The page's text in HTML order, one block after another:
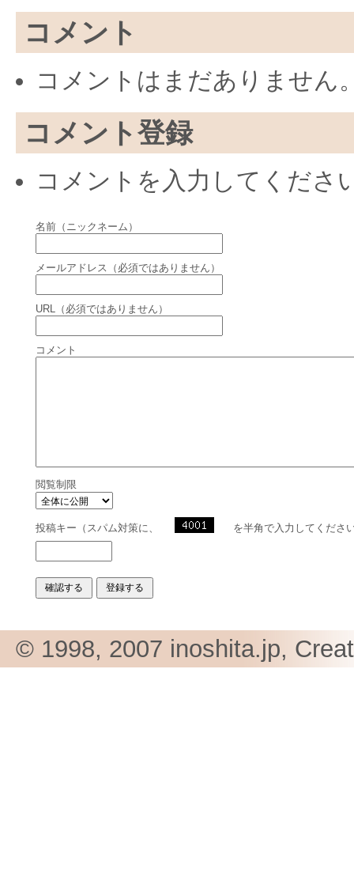
コメント
コメントはまだありません
コメント登録
コメントを入力してくださ
名前（ニックネーム）
メールアドレス（必須ではありません）
URL（必須ではありません）
コメント
閲覧制限
投稿キー（スパム対策に、 を半角で入力してくださ
© 1998, 2007 inoshita.jp,